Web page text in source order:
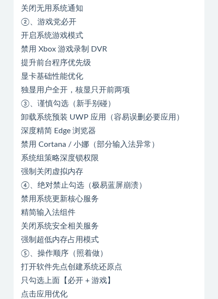
关闭无用系统通知
②、游戏党必开
开启系统游戏模式
禁用 Xbox 游戏录制 DVR
提升前台程序优先级
显卡基础性能优化
独显用户全开，核显只开前两项
③、谨慎勾选（新手别碰）
卸载系统预装 UWP 应用（容易误删必要应用）
深度精简 Edge 浏览器
禁用 Cortana / 小娜（部分输入法异常）
系统组策略深度锁权限
强制关闭虚拟内存
④、绝对禁止勾选（极易蓝屏崩溃）
禁用系统更新核心服务
精简输入法组件
关闭系统安全相关服务
强制超低内存占用模式
⑤、操作顺序（照着做）
打开软件先点创建系统还原点
只勾选上面【必开 + 游戏】
点击应用优化